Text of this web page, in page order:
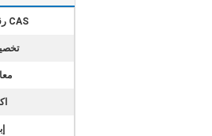
CAS رقم.: